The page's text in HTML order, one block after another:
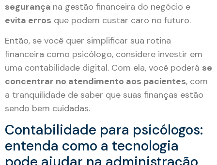
segurança na gestão financeira do negócio e
evita erros que podem custar caro no futuro.
Então, se você quer simplificar sua rotina
financeira como psicólogo, considere investir em
uma contabilidade digital. Com ela, você poderá se
concentrar no atendimento aos pacientes, com
a tranquilidade de saber que suas finanças estão
sendo bem cuidadas.
Contabilidade para psicólogos:
entenda como a tecnologia